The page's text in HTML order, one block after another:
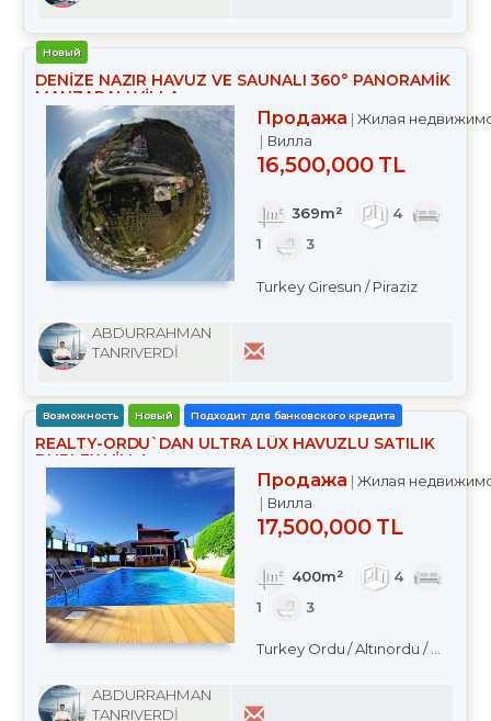
Новый
DENİZE NAZIR HAVUZ VE SAUNALI 360° PANORAMİK
MANZARALI VİLLA
Продажа
Жилая
Вилла
16,500,000 TL
369m²
4
1
3
Turkey Giresun / Piraziz
ABDURRAHMAN
TANRIVERDİ
Возможность Новый Подходит для банковского кредита
REALTY-ORDU`DAN ULTRA LÜX HAVUZLU SATILIK
DUBLEX VİLLA
Продажа
Жилая
Вилла
17,500,000 TL
400m²
4
1
3
Turkey Ordu / Altınordu / Merkez
ABDURRAHMAN
TANRIVERDİ